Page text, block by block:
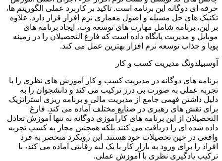
حرفه ای دوگانه این برنامه است. تاکید بر کاربرد عملی الگوریتم ها،
تکنیک های حل مسیله و اصول معماری نرم افزار قرار دارد. علاوه
بر این، برنامه شامل مهارت های توسعه وب، ایجاد برنامه های
موبایل و مدیریت پایگاه داده است که فارغ التحصیلان را در زمینه
پویا و جذاب توسعه نرم افزار بهترین عمل می کند.
آوسبیلدونگ مدیریت کسب و کار
برنامه های دوگانه در مدیریت کسب و کار آموزش های نظری را با
تجربه عملی به صورت بی درز ترکیب می کند و دانشجوان را به
دلیل داشتن فهمی جامع از مدیریت مالی و برنامه ریزی استراتژیک
برای نقش های رهبری در صنایع مختلف آماده می کند. فارغ
التحصیلان از این برنامه های کارآموزی دوگانه نه تنها آموزش تعادل
داده شده ای را دریافت می کنند بلکه همچنین مجاز به کسب تجربه
واقعی در حین تحصیلات خود هستند. این رویکرد منحصر به فرد
افراد را برای ورود به بازار کار با یک لبه رقابتی آماده می کند، با
ترکیب یادگیری نظری با آموزش عملی.